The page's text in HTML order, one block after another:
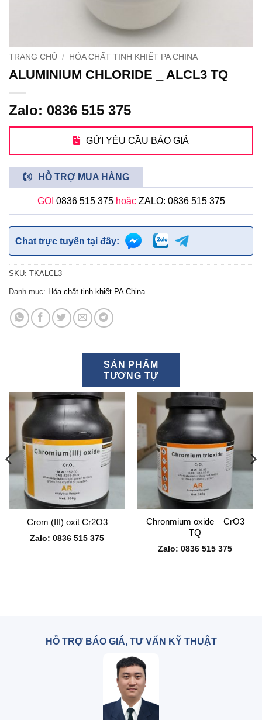
TRANG CHỦ / HÓA CHẤT TINH KHIẾT PA CHINA
ALUMINIUM CHLORIDE _ ALCL3 TQ
Zalo: 0836 515 375
GỬI YÊU CẦU BÁO GIÁ
HỖ TRỢ MUA HÀNG
GỌI 0836 515 375hoặc ZALO: 0836 515 375
Chat trực tuyến tại đây:
SKU: TKALCL3
Danh mục: Hóa chất tinh khiết PA China
SẢN PHẨM
TƯƠNG TỰ
Crom (III) oxit Cr2O3
Zalo: 0836 515 375
Chronmium oxide _ CrO3
TQ
Zalo: 0836 515 375
HỖ TRỢ BÁO GIÁ, TƯ VẤN KỸ THUẬT